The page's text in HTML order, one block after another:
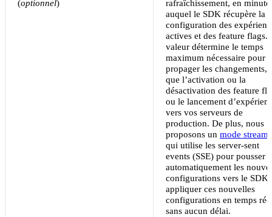
(optionnel)
rafraîchissement, en
auquel le SDK récupère la
configuration des
actives et des feature flags.
valeur détermine le temps
maximum nécessaire pour
propager les changements,
que l’activation ou la
désactivation des feature
ou le lancement
vers vos serveurs de
production. De plus, nous
proposons un mode
qui utilise les server-sent
events (SSE) pour pousser
automatiquement les
configurations vers le SDK
appliquer ces nouvelles
configurations en temps
sans aucun délai.